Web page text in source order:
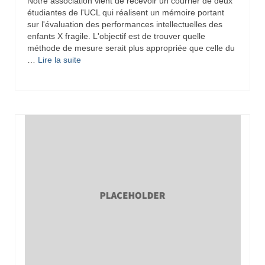
Eduquer notre enfant
Défendre ses droits
Veiller à sa santé
étudiantes de l'UCL qui réalisent un mémoire portant
sur l'évaluation des performances intellectuelles des
enfants X fragile. L'objectif est de trouver quelle
méthode de mesure serait plus appropriée que celle du
Lire la suite­­